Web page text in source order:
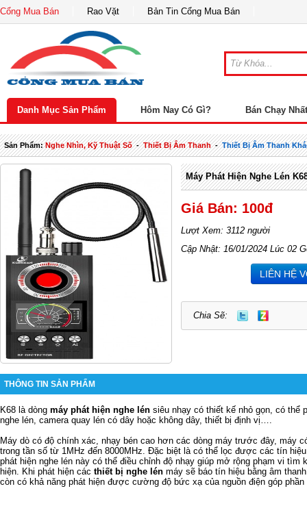
Cổng Mua Bán Rao Vặt Bản Tin Cổng Mua Bán
Danh Mục Sản Phẩm Hôm Nay Có Gì? Bán Chạy Nhất
Sản Phẩm:Nghe Nhìn, Kỹ Thuật Số-Thiết Bị Âm Thanh-Thiết Bị Âm Thanh
Máy Phát Hiện Nghe Lén
Giá Bán: 100đ
Lượt Xem: 3112 người
Cập Nhật: 16/01/2024 Lúc 02
LIÊN HỆ
Chia Sẽ:
THÔNG TIN SẢN PHẨM
K68 là dòng máy phát hiện nghe lén siêu nhạy có thiết kế nhỏ gọn, có thể
nghe lén, camera quay lén có dây hoặc không dây, thiết bị định vị….
Máy dò có độ chính xác, nhạy bén cao hơn các dòng máy trước đây, máy
trong tần số từ 1MHz đến 8000MHz. Đặc biệt là có thể lọc được các tín
phát hiện nghe lén này có thể điều chỉnh độ nhạy giúp mở rộng phạm vi tìm
hiện. Khi phát hiện các thiết bị nghe lén máy sẽ báo tín hiệu bằng âm
còn có khả năng phát hiện được cường độ bức xạ của nguồn điện góp